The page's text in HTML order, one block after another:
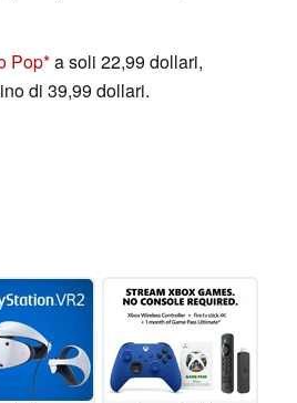
Pop a soli 22,99 dollari,
di 39,99 dollari.